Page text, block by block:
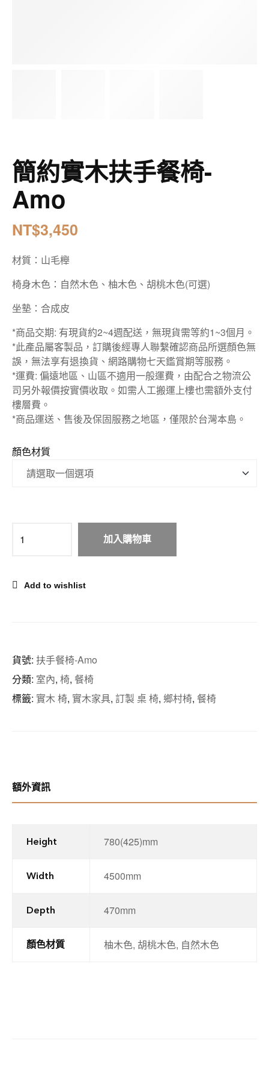
簡約實木扶手餐椅-
Amo
NT$3,450
材質：山毛櫸
椅身木色：自然木色、柚木色、胡桃木色(可選)
坐墊：合成皮
*商品交期: 有現貨約2~4週配送，無現貨需等約1~3個月。
*此產品屬客製品，訂購後經專人聯繫確認商品所選顏色無
誤，無法享有退換貨、網路購物七天鑑賞期等服務。
*運費: 偏遠地區、山區不適用一般運費，由配合之物流公
司另外報價按實價收取。如需人工搬運上樓也需額外支付
樓層費。
*商品運送、售後及保固服務之地區，僅限於台灣本島。
顏色材質
加入購物車
Add to wishlist
貨號: 扶手餐椅-Amo
分類: 室內, 椅, 餐椅
標籤: 實木 椅, 實木家具, 訂製 桌 椅, 鄉村椅, 餐椅
額外資訊
Height 780(425)mm
Width 4500mm
Depth 470mm
顏色材質 柚木色, 胡桃木色, 自然木色